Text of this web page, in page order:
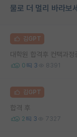
물로 더 멀리 바라보
김GPT
대학원 합격후 컨택과
0 3 8391
김GPT
합격 후
2 3 7327